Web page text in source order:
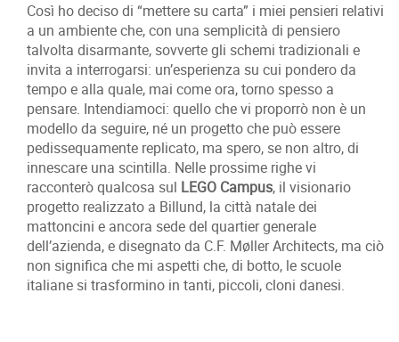
Così ho deciso di “mettere su carta” i miei pensieri relativi
a un ambiente che, con una semplicità di pensiero
talvolta disarmante, sovverte gli schemi tradizionali e
invita a interrogarsi: un’esperienza su cui pondero da
tempo e alla quale, mai come ora, torno spesso a
pensare. Intendiamoci: quello che vi proporrò non è un
modello da seguire, né un progetto che può essere
pedissequamente replicato, ma spero, se non altro, di
innescare una scintilla. Nelle prossime righe vi
racconterò qualcosa sul LEGO Campus, il visionario
progetto realizzato a Billund, la città natale dei
mattoncini e ancora sede del quartier generale
dell’azienda, e disegnato da C.F. Møller Architects, ma ciò
non significa che mi aspetti che, di botto, le scuole
italiane si trasformino in tanti, piccoli, cloni danesi.